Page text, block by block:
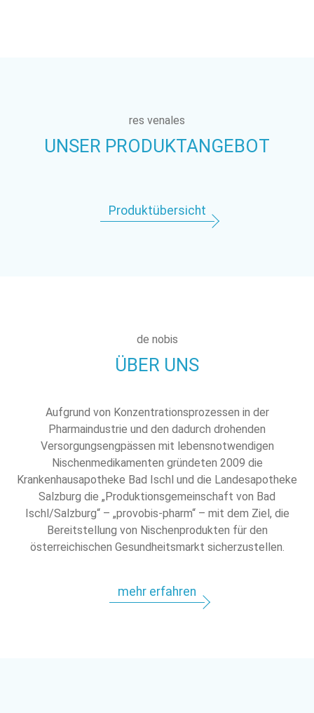
res venales
UNSER PRODUKTANGEBOT
Produktübersicht
de nobis
ÜBER UNS
Aufgrund von Konzentrationsprozessen in der
Pharmaindustrie und den dadurch drohenden
Versorgungsengpässen mit lebensnotwendigen
Nischenmedikamenten gründeten 2009 die
Krankenhausapotheke Bad Ischl und die Landesapotheke
Salzburg die „Produktionsgemeinschaft von Bad
Ischl/Salzburg“ – „provobis-pharm“ – mit dem Ziel, die
Bereitstellung von Nischenprodukten für den
österreichischen Gesundheitsmarkt sicherzustellen.
mehr erfahren